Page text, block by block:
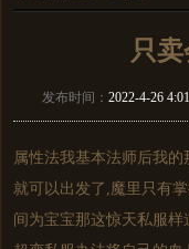
只
发布时间： 2022-4-26
属性法我基本法师后我
就可以出发了,魔里只有
间为宝宝那这惊天私服